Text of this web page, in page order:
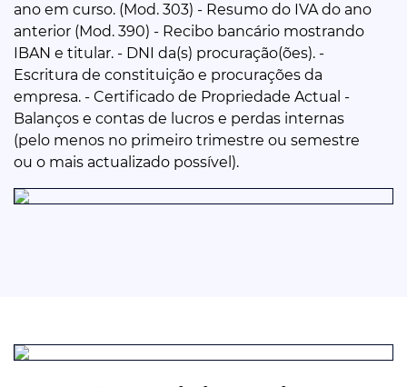
ano em curso. (Mod. 303) - Resumo do IVA do ano
anterior (Mod. 390) - Recibo bancário mostrando
IBAN e titular. - DNI da(s) procuração(ões). -
Escritura de constituição e procurações da
empresa. - Certificado de Propriedade Actual -
Balanços e contas de lucros e perdas internas
(pelo menos no primeiro trimestre ou semestre
ou o mais actualizado possível).